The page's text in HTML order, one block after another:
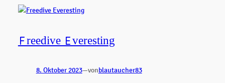
Freedive Everesting
8. Oktober 2023—vonblautaucher83